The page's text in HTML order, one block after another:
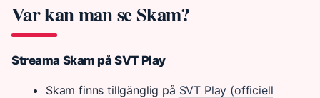
Var kan man se Skam?
Streama Skam på SVT Play
Skam finns tillgänglig på SVT Play (officiell